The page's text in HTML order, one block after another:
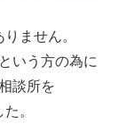
ません。
いう方の為に
談所を
。